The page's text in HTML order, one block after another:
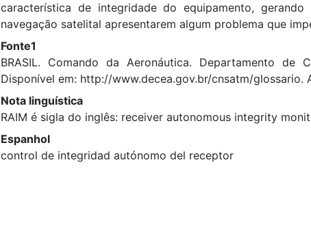
característica de integridade do equipamento,
navegação satelital apresentarem algum problema que
Fonte1
BRASIL. Comando da Aeronáutica. Departamento de
Disponível em: http://www.decea.gov.br/cnsatm/glossario.
Nota linguística
RAIM é sigla do inglês: receiver autonomous integrity
Espanhol
control de integridad autónomo del receptor